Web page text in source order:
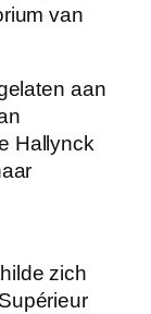
van
aan
Hallynck
zich